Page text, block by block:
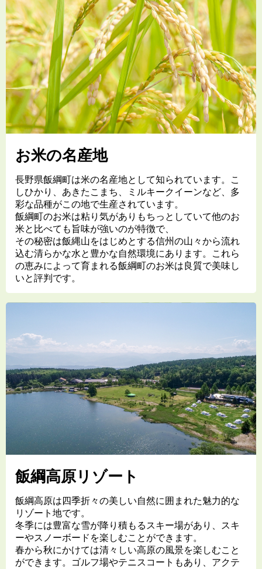
お米の名産地
長野県飯綱町は米の名産地として知られています。こ
しひかり、あきたこまち、ミルキークイーンなど、多
彩な品種がこの地で生産されています。
飯綱町のお米は粘り気がありもちっとしていて他のお
米と比べても旨味が強いのが特徴で、
その秘密は飯縄山をはじめとする信州の山々から流れ
込む清らかな水と豊かな自然環境にあります。これら
の恵みによって育まれる飯綱町のお米は良質で美味し
いと評判です。
飯綱高原リゾート
飯綱高原は四季折々の美しい自然に囲まれた魅力的な
リゾート地です。
冬季には豊富な雪が降り積もるスキー場があり、スキ
ーやスノーボードを楽しむことができます。
春から秋にかけては清々しい高原の風景を楽しむこと
ができます。ゴルフ場やテニスコートもあり、アクテ